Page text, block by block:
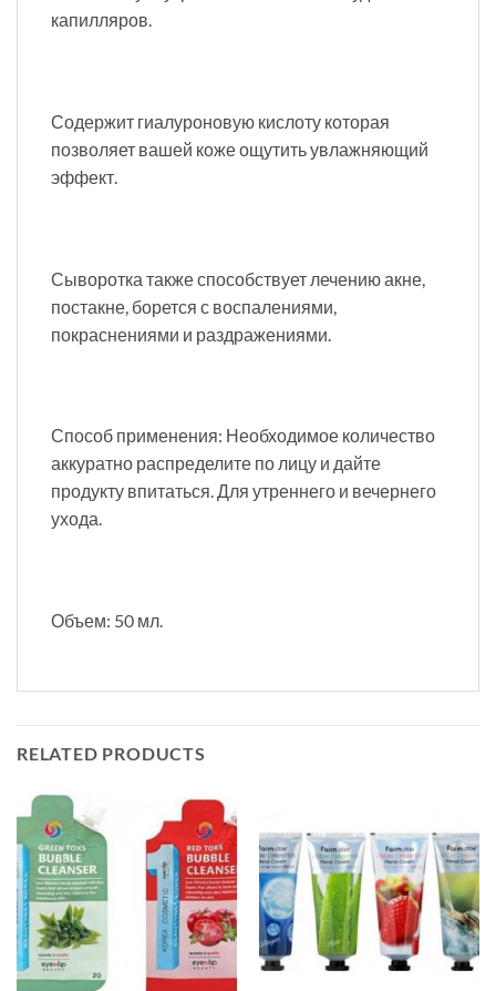
капилляров.
Содержит гиалуроновую кислоту которая
позволяет вашей коже ощутить увлажняющий
эффект.
Сыворотка также способствует лечению акне,
постакне, борется с воспалениями,
покраснениями и раздражениями.
Способ применения: Необходимое количество
аккуратно распределите по лицу и дайте
продукту впитаться. Для утреннего и вечернего
ухода.
Объем: 50 мл.
RELATED PRODUCTS